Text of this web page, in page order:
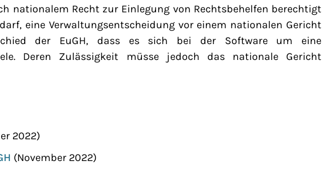
nationalem Recht zur Einlegung von Rechtsbehelfen berechtigt
eine Verwaltungsentscheidung vor einem nationalen Gericht
der EuGH, dass es sich bei der Software um eine
Deren Zulässigkeit müsse jedoch das nationale Gericht
2022)
(November 2022)